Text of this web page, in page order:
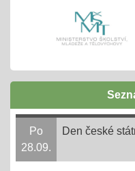
inov. vzdělávání
celoškolní projekt
Zápisy do ZŠ pro
1. - 30. 4. +
online 1. - 11. 4.
Po
28.09.
Den české